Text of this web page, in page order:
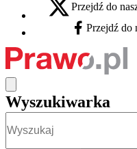
X - otwiera się w nowej
Przejdź do
Facebook - otwiera
Przejdź do
Wyszukiwarka